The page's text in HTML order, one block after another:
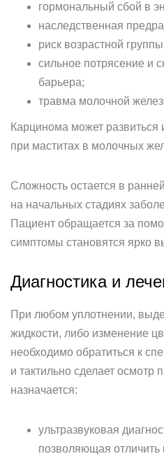
гормональный сбой в
наследственная
риск возрастной
сильное потрясение и
барьера;
травма молочной
Карцинома может развиться
при маститах в молочных
Сложность остается в
на начальных стадиях
Пациент обращается за
симптомы становятся ярко
Диагностика и
При любом уплотнении,
жидкости, либо изменение
необходимо обратиться к
и тактильно сделает осмотр
назначается:
ультразвуковая
позволяющая отличить